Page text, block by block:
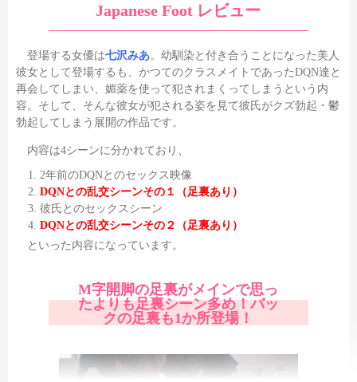
Japanese Foot レビュー
登場する女優は七沢みあ。幼馴染と付き合うことになった美人
彼女として登場するも、かつてのクラスメイトであったDQN達と
再会してしまい、媚薬を使って犯されまくってしまうという内
容。そして、そんな彼女が犯される姿を見て彼氏がクズ勃起・鬱
勃起してしまう展開の作品です。
内容は4シーンに分かれており、
2年前のDQNとのセックス映像
DQNとの乱交シーンその１（足裏あり）
彼氏とのセックスシーン
DQNとの乱交シーンその２（足裏あり）
といった内容になっています。
M字開脚の足裏がメインで思っ
たよりも足裏シーン多め！バッ
クの足裏も1か所登場！